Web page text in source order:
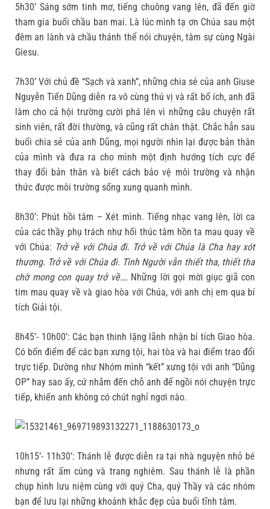
5h30’ Sáng sớm tinh mơ, tiếng chuông vang lên, đã đến giờ
tham gia buổi chầu ban mai. Là lúc mình tạ ơn Chúa sau một
đêm an lành và chầu thánh thể nói chuyện, tâm sự cùng Ngài
Giesu.
7h30’ Với chủ đề “Sạch và xanh”, những chia sẻ của anh Giuse
Nguyễn Tiến Dũng diễn ra vô cùng thú vị và rất bổ ích, anh đã
làm cho cả hội trường cười phá lên vì những câu chuyện rất
sinh viên, rất đời thường, và cũng rất chân thật. Chắc hẳn sau
buổi chia sẻ của anh Dũng, mọi người nhìn lại được bản thân
của mình và đưa ra cho mình một định hướng tích cực để
thay đổi bản thân và biết cách bảo vệ môi trường và nhận
thức được môi trường sống xung quanh mình.
8h30’: Phút hồi tâm – Xét mình. Tiếng nhạc vang lên, lời ca
của các thầy phụ trách như hối thúc tâm hồn ta mau quay về
với Chúa: Trở về với Chúa đi. Trở về với Chúa là Cha hay xót
thương. Trở về với Chúa đi. Tình Người vẫn thiết tha, thiết tha
chờ mong con quay trở về…. Những lời gọi mời giục giã con
tim mau quay về và giao hòa với Chúa, với anh chị em qua bí
tích Giải tội.
8h45’- 10h00’: Các bạn thinh lặng lãnh nhận bí tích Giao hòa.
Có bốn điểm để các bạn xưng tội, hai tòa và hai điểm trao đổi
trực tiếp. Dường như Nhóm mình “kết” xưng tội với anh “Dũng
OP” hay sao ấy, cứ nhắm đến chỗ anh để ngồi nói chuyện trực
tiếp, khiến anh không có chút nghỉ ngơi nào.
10h15’- 11h30’: Thánh lễ được diễn ra tại nhà nguyện nhỏ bé
nhưng rất ấm cúng và trang nghiêm. Sau thánh lễ là phần
chụp hình lưu niệm cùng với quý Cha, quý Thầy và các nhóm
bạn để lưu lại những khoảnh khắc đẹp của buổi tĩnh tâm.